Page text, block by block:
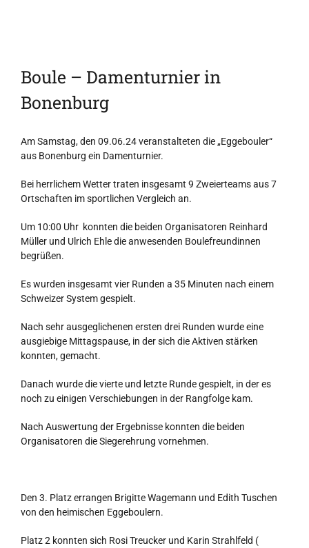
Boule – Damenturnier in
Bonenburg
Am Samstag, den 09.06.24 veranstalteten die „Eggebouler“
aus Bonenburg ein Damenturnier.
Bei herrlichem Wetter traten insgesamt 9 Zweierteams aus 7
Ortschaften im sportlichen Vergleich an.
Um 10:00 Uhr konnten die beiden Organisatoren Reinhard
Müller und Ulrich Ehle die anwesenden Boulefreundinnen
begrüßen.
Es wurden insgesamt vier Runden a 35 Minuten nach einem
Schweizer System gespielt.
Nach sehr ausgeglichenen ersten drei Runden wurde eine
ausgiebige Mittagspause, in der sich die Aktiven stärken
konnten, gemacht.
Danach wurde die vierte und letzte Runde gespielt, in der es
noch zu einigen Verschiebungen in der Rangfolge kam.
Nach Auswertung der Ergebnisse konnten die beiden
Organisatoren die Siegerehrung vornehmen.
Den 3. Platz errangen Brigitte Wagemann und Edith Tuschen
von den heimischen Eggeboulern.
Platz 2 konnten sich Rosi Treucker und Karin Strahlfeld (